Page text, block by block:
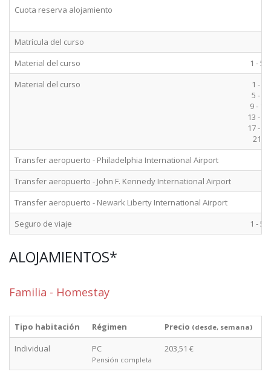
Cuota reserva alojamiento
Matrícula del curso
Material del curso
1 - 52
Material del curso
1 - 4
5 - 8
9 - 12
13 - 16
17 - 20
21+
Transfer aeropuerto - Philadelphia International Airport
Transfer aeropuerto - John F. Kennedy International Airport
Transfer aeropuerto - Newark Liberty International Airport
Seguro de viaje
1 - 52
ALOJAMIENTOS*
Familia - Homestay
Tipo habitación Régimen Precio (desde, semana)
Individual PC
Pensión completa
203,51 €